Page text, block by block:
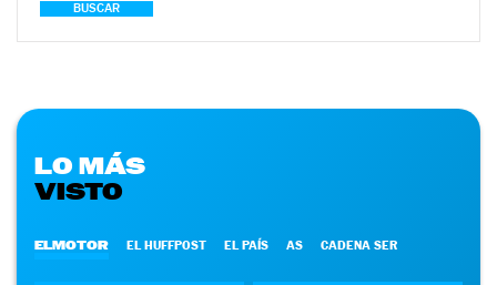
BUSCAR
LO MÁS
VISTO
ELMOTOR EL HUFFPOST EL PAÍS AS CADENA SER